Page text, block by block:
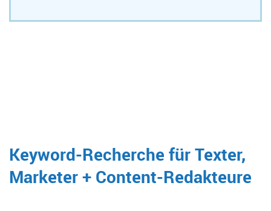
Keyword-Recherche für Texter,
Marketer + Content-Redakteure